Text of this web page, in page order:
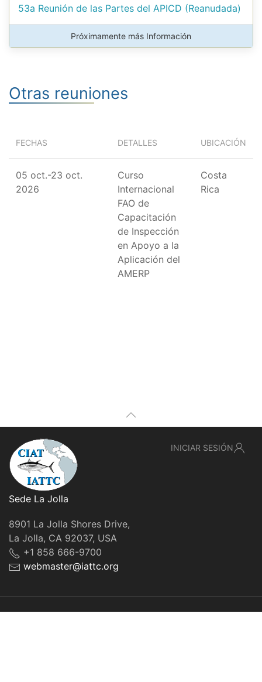
53a Reunión de las Partes del APICD (Reanudada)
Próximamente más Información
Otras reuniones
FECHAS DETALLES UBICACIÓN
05 oct.-23 oct.
2026
Curso
Internacional
FAO de
Capacitación
de Inspección
en Apoyo a la
Aplicación del
AMERP
Costa
Rica
Sede La Jolla
8901 La Jolla Shores Drive,
La Jolla, CA 92037, USA
+1 858 666-9700
webmaster@iattc.org
INICIAR SESIÓN
© IATTC, 2022-2026